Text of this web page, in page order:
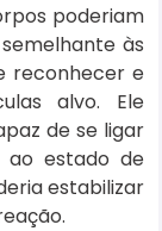
poderiam
às
reconhecer e
alvo. Ele
de se ligar
ao estado de
estabilizar